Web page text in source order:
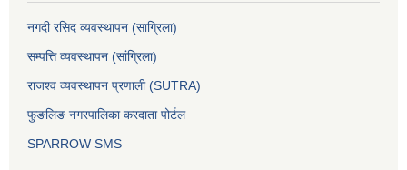
नगदी रसिद व्यवस्थापन (साग्रिला)
सम्पत्ति व्यवस्थापन (सांग्रिला)
राजश्व व्यवस्थापन प्रणाली (SUTRA)
फुङलिङ नगरपालिका करदाता पोर्टल
SPARROW SMS